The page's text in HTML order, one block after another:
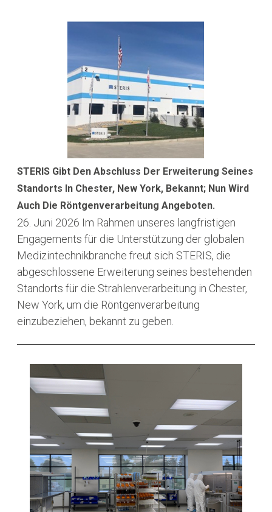
STERIS Gibt Den Abschluss Der Erweiterung Seines
Standorts In Chester, New York, Bekannt; Nun Wird
Auch Die Röntgenverarbeitung Angeboten.
26. Juni 2026 Im Rahmen unseres langfristigen
Engagements für die Unterstützung der globalen
Medizintechnikbranche freut sich STERIS, die
abgeschlossene Erweiterung seines bestehenden
Standorts für die Strahlenverarbeitung in Chester,
New York, um die Röntgenverarbeitung
einzubeziehen, bekannt zu geben.